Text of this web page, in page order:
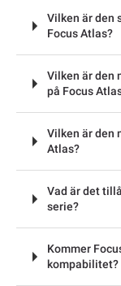
Vilken är den
Focus Atlas?
Vilken är den
på Focus
Vilken är den
Atlas?
Vad är det
serie?
Kommer
kompabilitet?